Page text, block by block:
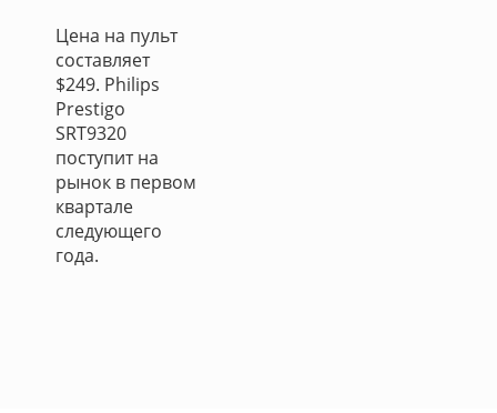
Цена на пульт
составляет
$249. Philips
Prestigo
SRT9320
поступит на
рынок в первом
квартале
следующего
года.